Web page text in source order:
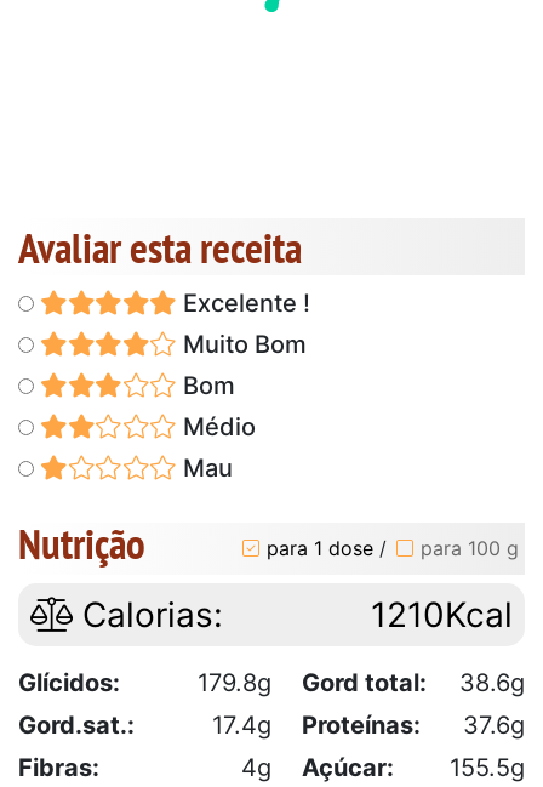
Avaliar esta receita
Excelente !
Muito Bom
Bom
Médio
Mau
Nutrição para 1 dose / para 100 g
Calorias: 1210Kcal
Glícidos: 179.8g Gord total:
38.6g
Gord.sat.:
17.4g Proteínas:
37.6g
Fibras:
4g Açúcar:
155.5g